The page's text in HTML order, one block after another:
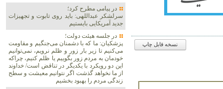
نسخه قابل چاپ
در پیامی مطرح کرد؛
سرلشکر عبداللهی: باید روی تابوت و تجهیزات
جدید آمریکایی بایستیم
در جلسه هیئت دولت؛
پزشکیان: ما که با دشمنان می‌جنگیم و مقاومت
می‌کنیم تا زیر بار زور و ظلم نرویم، نمی‌توانیم
خودمان به مردم زور بگوییم یا ظلم کنیم، چراکه
این دو رویکرد با یکدیگر در تناقض است/ خداوند
از ما نخواهد گذشت اگر نتوانیم معیشت و سطح
زندگی مردم را بهبود بخشیم